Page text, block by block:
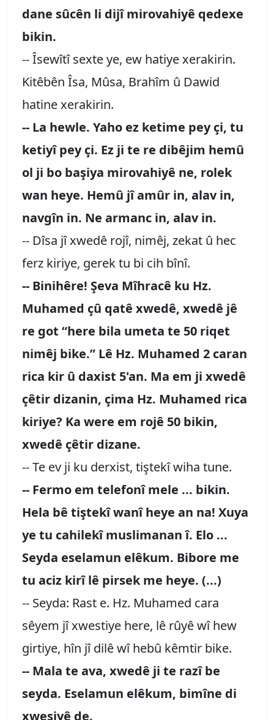
dane sûcên li dijî mirovahiyê qedexe
bikin.
-- Îsewîtî sexte ye, ew hatiye xerakirin.
Kitêbên Îsa, Mûsa, Brahîm û Dawid
hatine xerakirin.
-- La hewle. Yaho ez ketime pey çi, tu
ketiyî pey çi. Ez ji te re dibêjim hemû
ol ji bo başiya mirovahiyê ne, rolek
wan heye. Hemû jî amûr in, alav in,
navgîn in. Ne armanc in, alav in.
-- Dîsa jî xwedê rojî, nimêj, zekat û hec
ferz kiriye, gerek tu bi cih bînî.
-- Binihêre! Şeva Mîhracê ku Hz.
Muhamed çû qatê xwedê, xwedê jê
re got “here bila umeta te 50 riqet
nimêj bike.” Lê Hz. Muhamed 2 caran
rica kir û daxist 5'an. Ma em ji xwedê
çêtir dizanin, çima Hz. Muhamed rica
kiriye? Ka were em rojê 50 bikin,
xwedê çêtir dizane.
-- Te ev ji ku derxist, tiştekî wiha tune.
-- Fermo em telefonî mele ... bikin.
Hela bê tiştekî wanî heye an na! Xuya
ye tu cahilekî muslimanan î. Elo ...
Seyda eselamun elêkum. Bibore me
tu aciz kirî lê pirsek me heye. (...)
-- Seyda: Rast e. Hz. Muhamed cara
sêyem jî xwestiye here, lê rûyê wî hew
girtiye, hîn jî dilê wî hebû kêmtir bike.
-- Mala te ava, xwedê ji te razî be
seyda. Eselamun elêkum, bimîne di
xweşiyê de.